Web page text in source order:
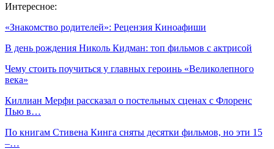
Интересное:
«Знакомство родителей»: Рецензия Киноафиши
В день рождения Николь Кидман: топ фильмов с актрисой
Чему стоить поучиться у главных героинь «Великолепного
века»
Киллиан Мерфи рассказал о постельных сценах с Флоренс
Пью в…
По книгам Стивена Кинга сняты десятки фильмов, но эти 15
–…